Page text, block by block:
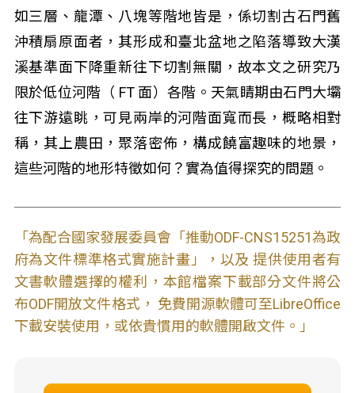
如三層、龍潭、八塊等階地皆是，係切割古石門舊
沖積扇原面者，其形成和臺北盆地之陷落導致大漢
溪基準面下降重新往下切割無關，故本文之研究乃
限於低位河階（ FT 面）各階。天氣睛期由石門大壩
往下游遠眺，可見兩岸的河階面寬而長，概略相對
稱，其上農田，聚落密佈，構成饒富趣味的地景，
這些河階的地形特徵如何？實為值得探究的問題。
「為配合國家發展委員會「推動ODF-CNS15251為政
府為文件標準格式實施計畫」，以及 提供使用者有
文書軟體選擇的權利，本館檔案下載部分文件將公
布ODF開放文件格式， 免費開源軟體可至LibreOffice
下載安裝使用，或依貴慣用的軟體開啟文件。」